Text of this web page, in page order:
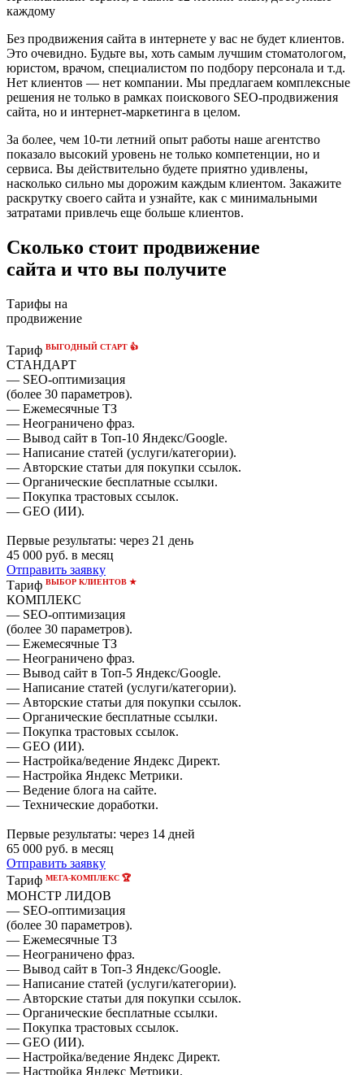
каждому
Без продвижения сайта в интернете у вас не будет клиентов.
Это очевидно. Будьте вы, хоть самым лучшим стоматологом,
юристом, врачом, специалистом по подбору персонала и т.д.
Нет клиентов — нет компании. Мы предлагаем комплексные
решения не только в рамках поискового SEO-продвижения
сайта, но и интернет-маркетинга в целом.
За более, чем 10-ти летний опыт работы наше агентство
показало высокий уровень не только компетенции, но и
сервиса. Вы действительно будете приятно удивлены,
насколько сильно мы дорожим каждым клиентом. Закажите
раскрутку своего сайта и узнайте, как с минимальными
затратами привлечь еще больше клиентов.
Сколько стоит продвижение
сайта и что вы получите
Тарифы на
продвижение
Тариф ВЫГОДНЫЙ СТАРТ 👍
СТАНДАРТ
— SEO-оптимизация
(более 30 параметров).
— Ежемесячные ТЗ
— Неограничено фраз.
— Вывод сайт в Топ-10 Яндекс/Google.
— Написание статей (услуги/категории).
— Авторские статьи для покупки ссылок.
— Органические бесплатные ссылки.
— Покупка трастовых ссылок.
— GEO (ИИ).
Первые результаты: через 21 день
45 000 руб. в месяц
Отправить заявку
Тариф ВЫБОР КЛИЕНТОВ ★
КОМПЛЕКС
— SEO-оптимизация
(более 30 параметров).
— Ежемесячные ТЗ
— Неограничено фраз.
— Вывод сайт в Топ-5 Яндекс/Google.
— Написание статей (услуги/категории).
— Авторские статьи для покупки ссылок.
— Органические бесплатные ссылки.
— Покупка трастовых ссылок.
— GEO (ИИ).
— Настройка/ведение Яндекс Директ.
— Настройка Яндекс Метрики.
— Ведение блога на сайте.
— Технические доработки.
Первые результаты: через 14 дней
65 000 руб. в месяц
Отправить заявку
Тариф МЕГА-КОМПЛЕКС 🏆
МОНСТР ЛИДОВ
— SEO-оптимизация
(более 30 параметров).
— Ежемесячные ТЗ
— Неограничено фраз.
— Вывод сайт в Топ-3 Яндекс/Google.
— Написание статей (услуги/категории).
— Авторские статьи для покупки ссылок.
— Органические бесплатные ссылки.
— Покупка трастовых ссылок.
— GEO (ИИ).
— Настройка/ведение Яндекс Директ.
— Настройка Яндекс Метрики.